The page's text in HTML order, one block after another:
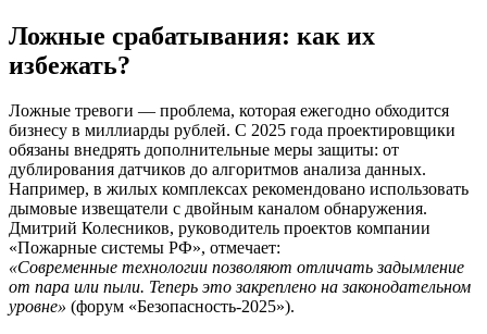
Ложные срабатывания: как их
избежать?
Ложные тревоги — проблема, которая ежегодно обходится
бизнесу в миллиарды рублей. С 2025 года проектировщики
обязаны внедрять дополнительные меры защиты: от
дублирования датчиков до алгоритмов анализа данных.
Например, в жилых комплексах рекомендовано использовать
дымовые извещатели с двойным каналом обнаружения.
Дмитрий Колесников, руководитель проектов компании
«Пожарные системы РФ», отмечает:
«Современные технологии позволяют отличать задымление
от пара или пыли. Теперь это закреплено на законодательном
уровне» (форум «Безопасность-2025»).